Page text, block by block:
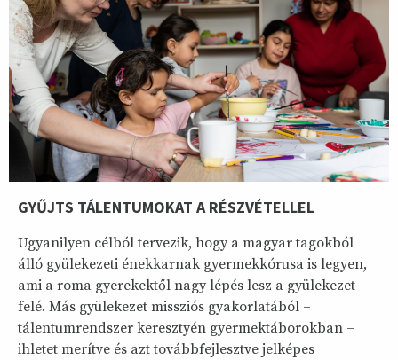
GYŰJTS TÁLENTUMOKAT A RÉSZVÉTELLEL
Ugyanilyen célból tervezik, hogy a magyar tagokból
álló gyülekezeti énekkarnak gyermekkórusa is legyen,
ami a roma gyerekektől nagy lépés lesz a gyülekezet
felé. Más gyülekezet missziós gyakorlatából –
tálentumrendszer keresztyén gyermektáborokban –
ihletet merítve és azt továbbfejlesztve jelképes